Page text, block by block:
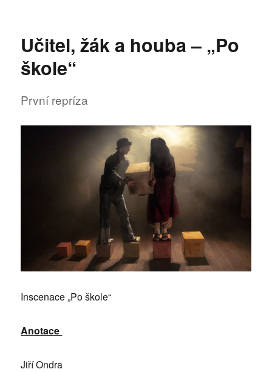
Plán
Učitel, žák a houba – „Po
škole“
První repríza
Inscenace „Po škole“
Anotace
Jiří Ondra